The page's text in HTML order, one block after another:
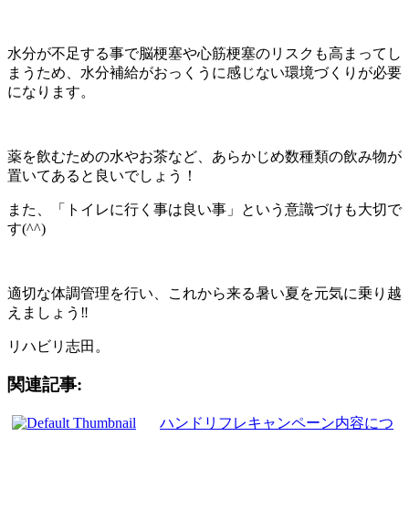
水分が不足する事で脳梗塞や心筋梗塞のリスクも高まってし
まうため、水分補給がおっくうに感じない環境づくりが必要
になります。
薬を飲むための水やお茶など、あらかじめ数種類の飲み物が
置いてあると良いでしょう！
また、「トイレに行く事は良い事」という意識づけも大切で
す(^^)
適切な体調管理を行い、これから来る暑い夏を元気に乗り越
えましょう‼︎
リハビリ志田。
関連記事:
ハンドリフレキャンペーン内容につ